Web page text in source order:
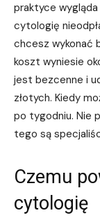
praktyce
cytologię
chcesz wykonać
koszt wyniesie
jest bezcenne i
złotych. Kiedy
po tygodniu. Nie
tego są
Czemu
cytologię